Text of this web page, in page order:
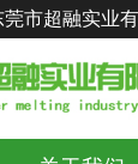
市超融实业